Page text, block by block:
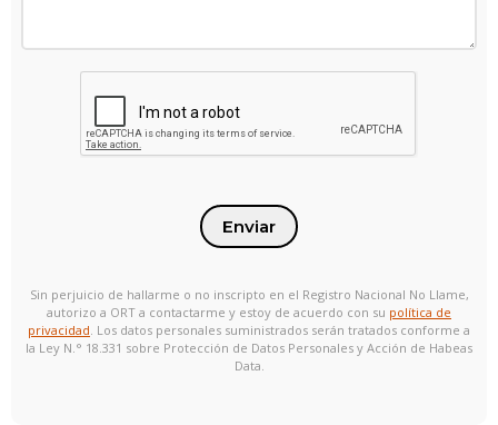
Enviar
Sin perjuicio de hallarme o no inscripto en el Registro Nacional No Llame,
autorizo a ORT a contactarme y estoy de acuerdo con su política de
privacidad. Los datos personales suministrados serán tratados conforme a
la Ley N.° 18.331 sobre Protección de Datos Personales y Acción de Habeas
Data.